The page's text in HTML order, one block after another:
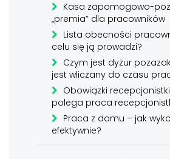
Kasa zapomogowo-
„premia” dla pracowników
Lista obecności
celu się ją prowadzi?
Czym jest dyżur
jest wliczany do czasu
Obowiązki
polega praca
Praca z domu – jak
efektywnie?